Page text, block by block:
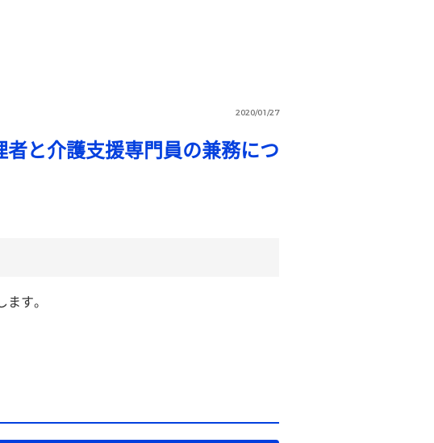
2020/01/27
と介護支援専門員の兼務につ
す。